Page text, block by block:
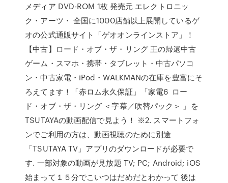
メディア DVD-ROM 1枚 発売元 エレクトロニッ
ク・アーツ・ 全国に1000店舗以上展開しているゲ
オの公式通販サイト「ゲオオンラインストア」！
【中古】ロード・オブ・ザ・リング 王の帰還中古
ゲーム・スマホ・携帯・タブレット・中古パソコ
ン・中古家電・iPod・WALKMANの在庫を豊富にそ
ろえてます！「赤ロム永久保証」「家電6 ロー
ド・オブ・ザ・リング ＜字幕／吹替パック＞ 」を
TSUTAYAの動画配信で見よう！ ※2. スマートフォ
ンでご利用の方は、動画視聴のために別途
「TSUTAYA TV」アプリのダウンロードが必要で
す. 一部対象の動画が見放題 TV; PC; Android; iOS
始まって１５分でこいつはだめだとわかって 後は